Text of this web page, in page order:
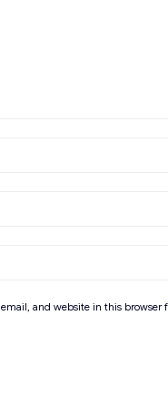
and website in this browser